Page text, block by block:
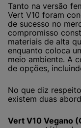
Tanto na versão
Vert V10 foram
de sucesso no
compromisso
materiais de alta
enquanto coloca
meio ambiente. A
de opções,
No que diz
existem duas
Vert V10 Vegano